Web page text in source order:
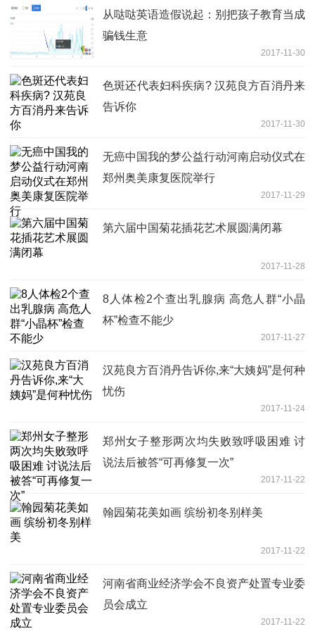
从哒哒英语造假说起：别把孩子教育当成
骗钱生意
2017-11-30
色斑还代表妇科疾病? 汉苑良方百消丹来
告诉你
2017-11-30
无癌中国我的梦公益行动河南启动仪式在
郑州奥美康复医院举行
2017-11-29
第六届中国菊花插花艺术展圆满闭幕
2017-11-28
8人体检2个查出乳腺病 高危人群“小晶
杯”检查不能少
2017-11-27
汉苑良方百消丹告诉你,来“大姨妈”是何种
忧伤
2017-11-24
郑州女子整形两次均失败致呼吸困难 讨
说法后被答“可再修复一次”
2017-11-22
翰园菊花美如画 缤纷初冬别样美
2017-11-22
河南省商业经济学会不良资产处置专业委
员会成立
2017-11-22